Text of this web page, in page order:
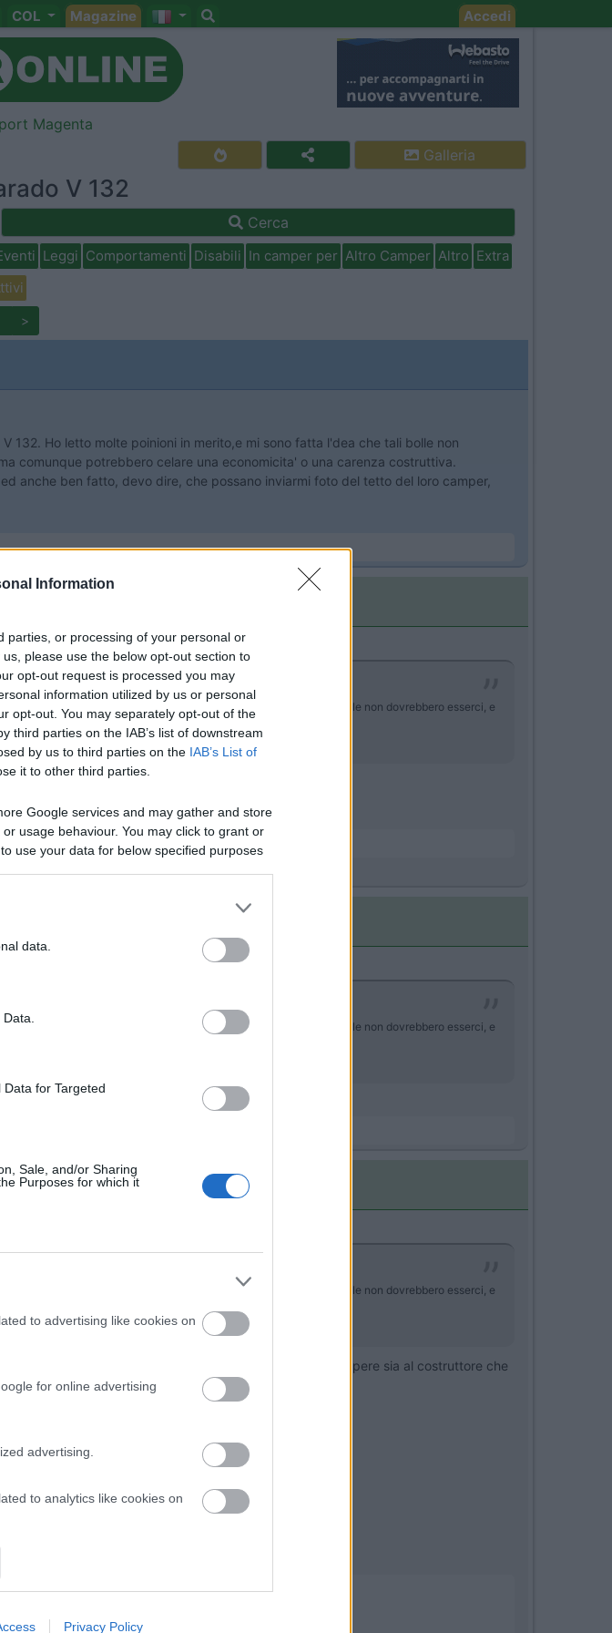
Information
parties, or processing of your personal or
please use the below opt-out section to
opt-out request is processed you may
information utilized by us or personal
opt-out. You may separately opt-out of the
third parties on the IAB’s list of downstream
by us to third parties on the IAB’s List of
it to other third parties.
Google services and may gather and store
usage behaviour. You may click to grant or
use your data for below specified purposes
data.
for Targeted
Sale, and/or Sharing
Purposes for which it
to advertising like cookies on
for online advertising
advertising.
to analytics like cookies on
to functionality of the website
to personalization.
Privacy Policy
COL Magazine Accedi
Galleria
V 132
Cerca
Leggi Comportamenti Disabili In camper per Altro Camper Altro Extra
>
132. Ho letto molte poinioni in merito,e mi sono fatta l'dea che tali bolle non
comunque potrebbero celare una economicita' o una carenza costruttiva.
anche ben fatto, devo dire, che possano inviarmi foto del tetto del loro camper,
Ho letto molte poinioni in merito,e mi sono fatta l'dea che tali bolle non dovrebbero esserci, e
Ho letto molte poinioni in merito,e mi sono fatta l'dea che tali bolle non dovrebbero esserci, e
Ho letto molte poinioni in merito,e mi sono fatta l'dea che tali bolle non dovrebbero esserci, e
nato per la difesa dei consumatori europei e FALLO sapere sia al costruttore che